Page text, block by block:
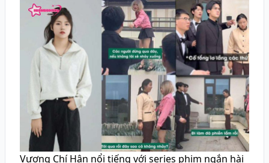
Vương Chí Hân nổi tiếng với series phim ngắn hài